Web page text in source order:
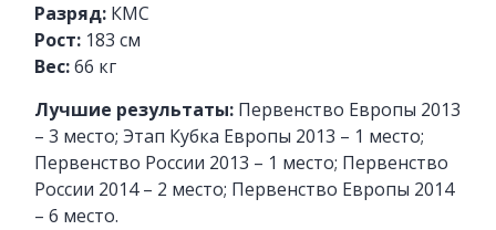
Разряд: КМС
Рост: 183 см
Вес:66 кг
Лучшие результаты: Первенство Европы 2013
– 3 место; Этап Кубка Европы 2013 – 1 место;
Первенство России 2013 – 1 место; Первенство
России 2014 – 2 место; Первенство Европы 2014
– 6 место.